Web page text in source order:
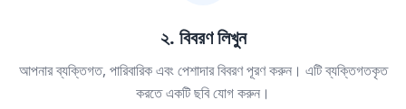
২. বিবরণ লিখুন
আপনার ব্যক্তিগত, পারিবারিক এবং পেশাদার বিবরণ পূরণ করুন। এটি ব্যক্তিগতকৃত
করতে একটি ছবি যোগ করুন।